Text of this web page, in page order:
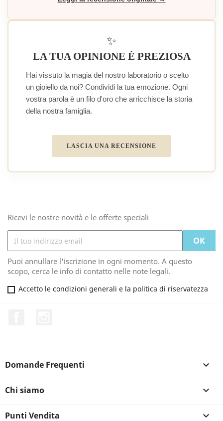
✨
LA TUA OPINIONE È PREZIOSA
Hai vissuto la magia del nostro laboratorio o scelto
un gioiello da noi? Condividi la tua emozione. Ogni
vostra parola è un filo d'oro che arricchisce la storia
della nostra famiglia.
LASCIA UNA RECENSIONE
Ricevi le nostre novità e le offerte speciali
Puoi annullare l'iscrizione in ogni momento. A questo
scopo, cerca le info di contatto nelle note legali.
Accetto le condizioni generali e la politica di riservatezza
Domande Frequenti 
Chi siamo 
Punti Vendita 